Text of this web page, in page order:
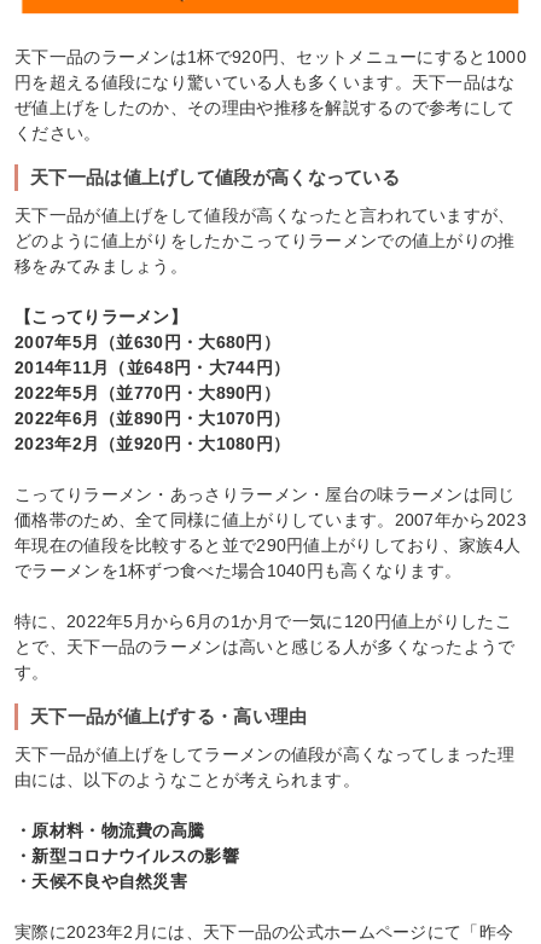
天下一品のラーメンは1杯で920円、セットメニューにすると1000
円を超える値段になり驚いている人も多くいます。天下一品はな
ぜ値上げをしたのか、その理由や推移を解説するので参考にして
ください。
天下一品は値上げして値段が高くなっている
天下一品が値上げをして値段が高くなったと言われていますが、
どのように値上がりをしたかこってりラーメンでの値上がりの推
移をみてみましょう。
【こってりラーメン】
2007年5月（並630円・大680円）
2014年11月（並648円・大744円）
2022年5月（並770円・大890円）
2022年6月（並890円・大1070円）
2023年2月（並920円・大1080円）
こってりラーメン・あっさりラーメン・屋台の味ラーメンは同じ
価格帯のため、全て同様に値上がりしています。2007年から2023
年現在の値段を比較すると並で290円値上がりしており、家族4人
でラーメンを1杯ずつ食べた場合1040円も高くなります。
特に、2022年5月から6月の1か月で一気に120円値上がりしたこ
とで、天下一品のラーメンは高いと感じる人が多くなったようで
す。
天下一品が値上げする・高い理由
天下一品が値上げをしてラーメンの値段が高くなってしまった理
由には、以下のようなことが考えられます。
・原材料・物流費の高騰
・新型コロナウイルスの影響
・天候不良や自然災害
実際に2023年2月には、天下一品の公式ホームページにて「昨今